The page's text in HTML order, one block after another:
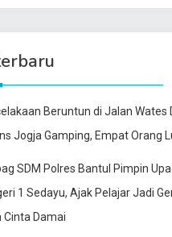
Beruntun di Jalan Wates
Jogja Gamping, Empat Orang
SDM Polres Bantul Pimpin
1 Sedayu, Ajak Pelajar Jadi
Cinta Damai